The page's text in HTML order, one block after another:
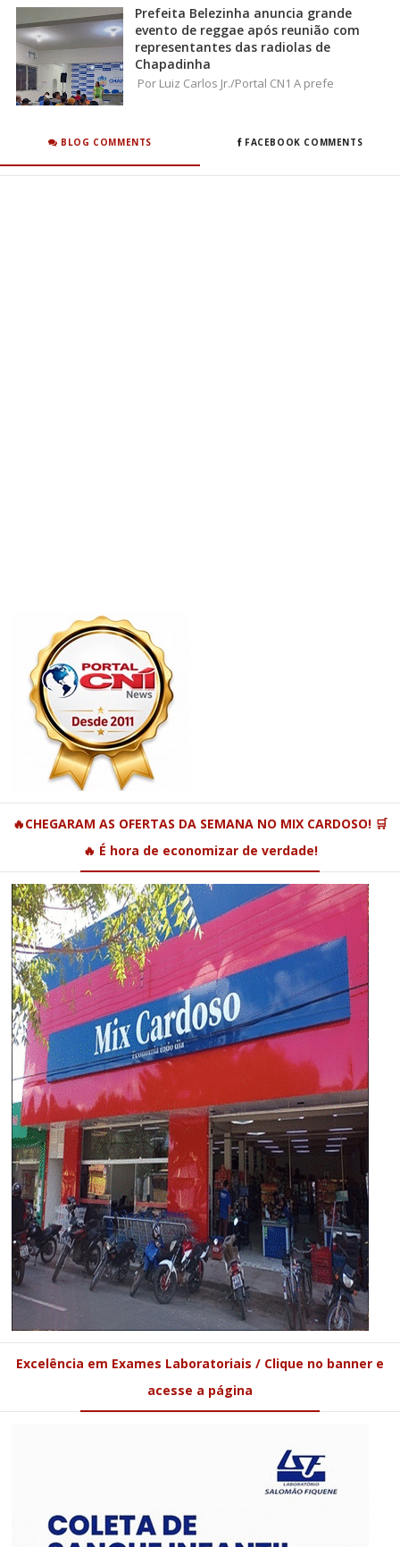
Prefeita Belezinha anuncia grande
evento de reggae após reunião com
representantes das radiolas de
Chapadinha
Por Luiz Carlos Jr./Portal CN1 A prefe
BLOG COMMENTS FACEBOOK COMMENTS
🔥CHEGARAM AS OFERTAS DA SEMANA NO MIX CARDOSO! 🛒
🔥 É hora de economizar de verdade!
Excelência em Exames Laboratoriais / Clique no banner e
acesse a página